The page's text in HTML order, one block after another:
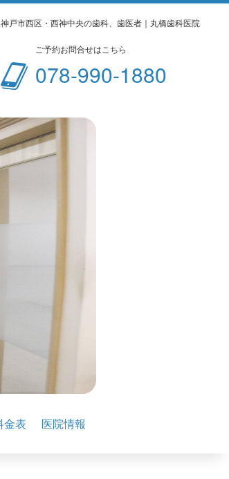
神戸市西区・西神中央の歯科、歯医者｜丸橋歯科医院
ご予約お問合せはこちら
078-990-1880
金表 医院情報